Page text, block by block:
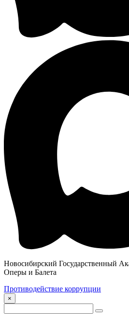
Новосибирский Государственный
Оперы и Балета
Противодействие коррупции
×